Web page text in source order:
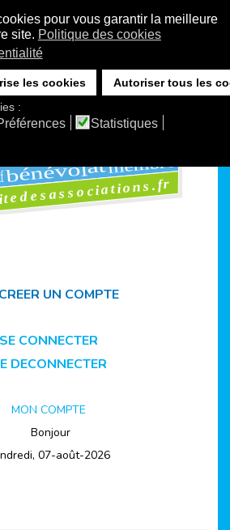
pour vous garantir la meilleure
site. Politique des cookies
les cookies
Autoriser tous les
:
Statistiques
foru ms
vie associative
but non lucratif bénévo at
l
www.lesitedesassociations.fr
UN COMPTE
SE CONNECTER
DECONNECTER
MON COMPTE
Bonjour
07-août-2026